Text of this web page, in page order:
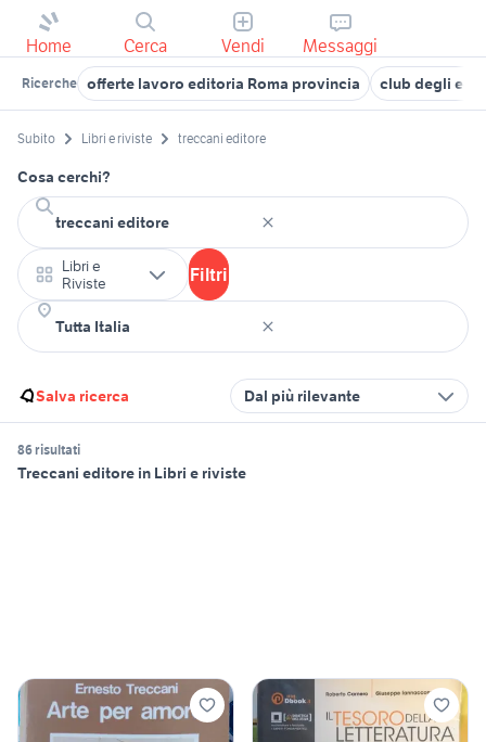
Home Cerca Vendi Messaggi
Ricerche offerte lavoro editoria Roma provincia club degli
Subito Libri e riviste treccani editore
Cosa cerchi?
Libri e
Riviste
Filtri
Salva ricerca Dal più rilevante
86 risultati
Treccani editore in Libri e riviste